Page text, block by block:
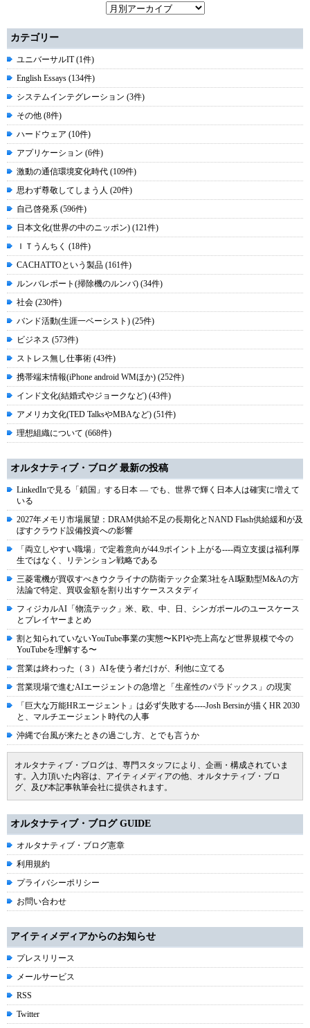
カテゴリー
ユニバーサルIT (1件)
English Essays (134件)
システムインテグレーション (3件)
その他 (8件)
ハードウェア (10件)
アプリケーション (6件)
激動の通信環境変化時代 (109件)
思わず尊敬してしまう人 (20件)
自己啓発系 (596件)
日本文化(世界の中のニッポン) (121件)
ＩＴうんちく (18件)
CACHATTOという製品 (161件)
ルンバレポート(掃除機のルンバ) (34件)
社会 (230件)
バンド活動(生涯一ベーシスト) (25件)
ビジネス (573件)
ストレス無し仕事術 (43件)
携帯端末情報(iPhone android WMほか) (252件)
インド文化(結婚式やジョークなど) (43件)
アメリカ文化(TED TalksやMBAなど) (51件)
理想組織について (668件)
オルタナティブ・ブログ 最新の投稿
LinkedInで見る「鎖国」する日本 ― でも、世界で輝く日本人は確実に増えて
いる
2027年メモリ市場展望：DRAM供給不足の長期化とNAND Flash供給緩和が及
ぼすクラウド設備投資への影響
「両立しやすい職場」で定着意向が44.9ポイント上がる----両立支援は福利厚
生ではなく、リテンション戦略である
三菱電機が買収すべきウクライナの防衛テック企業3社をAI駆動型M&Aの方
法論で特定、買収金額を割り出すケーススタディ
フィジカルAI「物流テック」米、欧、中、日、シンガポールのユースケース
とプレイヤーまとめ
割と知られていないYouTube事業の実態〜KPIや売上高など世界規模で今の
YouTubeを理解する〜
営業は終わった（３）AIを使う者だけが、利他に立てる
営業現場で進むAIエージェントの急増と「生産性のパラドックス」の現実
「巨大な万能HRエージェント」は必ず失敗する----Josh Bersinが描くHR 2030
と、マルチエージェント時代の人事
沖縄で台風が来たときの過ごし方、とでも言うか
オルタナティブ・ブログは、専門スタッフにより、企画・構成されていま
す。入力頂いた内容は、アイティメディアの他、オルタナティブ・ブロ
グ、及び本記事執筆会社に提供されます。
オルタナティブ・ブログ GUIDE
オルタナティブ・ブログ憲章
利用規約
プライバシーポリシー
お問い合わせ
アイティメディアからのお知らせ
プレスリリース
メールサービス
RSS
Twitter